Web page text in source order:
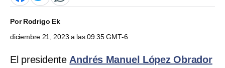
PorRodrigo Ek
diciembre 21, 2023 a las 09:35 GMT-6
El presidente Andrés Manuel López Obrador